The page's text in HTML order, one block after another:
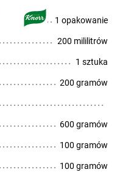
1 opakowanie
200 mililitrów
1 sztuka
200 gramów
600 gramów
100 gramów
100 gramów